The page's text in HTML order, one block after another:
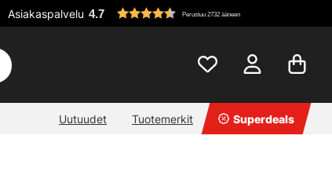
Asiakaspalvelu 4.7 Perustuu 2732 ääneen
Uutuudet Tuotemerkit Superdeals